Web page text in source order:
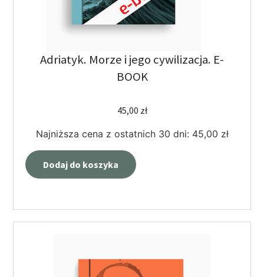
Adriatyk. Morze i jego cywilizacja. E-
BOOK
45,00 zł
Najniższa cena z ostatnich 30 dni: 45,00 zł
Dodaj do koszyka